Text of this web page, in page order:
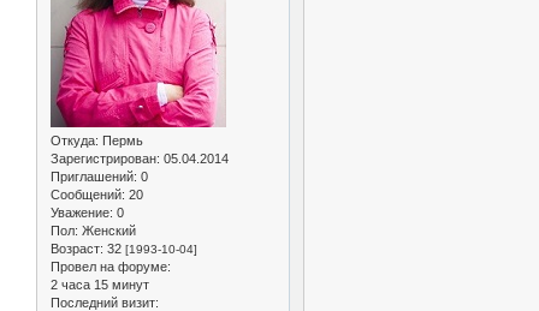
Откуда: Пермь
Зарегистрирован: 05.04.2014
Приглашений: 0
Сообщений: 20
Уважение: 0
Пол: Женский
Возраст: 32 [1993-10-04]
Провел на форуме:
2 часа 15 минут
Последний визит: